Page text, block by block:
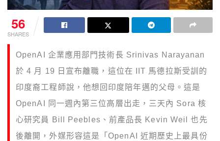
56
SHARES
OpenAI 企業應用部門技術長 Srinivas Narayanan
於 4 月 19 日宣布離職，這位在 IIT 馬德拉斯受訓的
印度裔工程師說，他想回印度陪年邁的父母。這是
OpenAI 同一週內第三位高層出走，三天內 Sora 核
心研究員 Bill Peebles、前產品長 Kevin Weil 也先
後離開，外媒形容這是「OpenAI 近期歷史上最具份